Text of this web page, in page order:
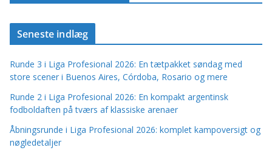
Seneste indlæg
Runde 3 i Liga Profesional 2026: En tætpakket søndag med
store scener i Buenos Aires, Córdoba, Rosario og mere
Runde 2 i Liga Profesional 2026: En kompakt argentinsk
fodboldaften på tværs af klassiske arenaer
Åbningsrunde i Liga Profesional 2026: komplet kampoversigt og
nøgledetaljer